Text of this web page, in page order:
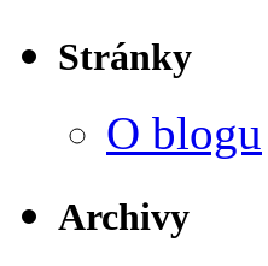
Stránky
O blogu
Archivy